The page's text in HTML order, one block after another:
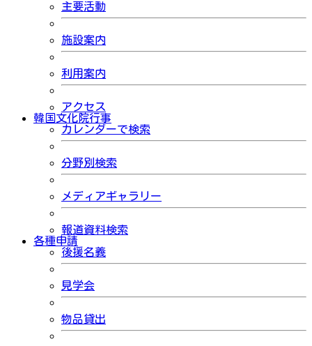
主要活動
施設案内
利用案内
アクセス
韓国文化院行事
カレンダーで検索
分野別検索
メディアギャラリー
報道資料検索
各種申請
後援名義
見学会
物品貸出